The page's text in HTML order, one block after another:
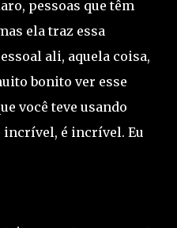
pessoas que têm
ela traz essa
ali, aquela coisa,
bonito ver esse
você teve usando
incrível, é incrível. Eu